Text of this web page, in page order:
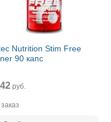
Nutrition Stim Free
90 капс
руб.